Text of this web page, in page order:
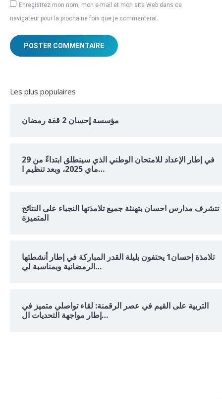
Enregistrez mon nom, mon e-mail et mon site Web dans ce
navigateur pour la prochaine fois que je commenterai.
POSTER COMMENTAIRE
Les plus populaires
مؤسسة إحسان 2 قفة رمضان
في إطار الإعداد للامتحان الوطني الذي سينطلق ابتداءً من 29
ماي 2025، وبعد تنظيم ا…
تتشرف مدارس احسان بتهنئة جميع تلامذتها النجباء على النتائج
المتميزة
تلامذة إحسان1 يحتفون بليلة القدر المباركة في إطار أنشطتها
الرمضانية وبمناسبة لي…
التربية على القيم في عصر الرقمنة: لقاء تواصلي متميز في
إطار مواجهة التحديات ال…